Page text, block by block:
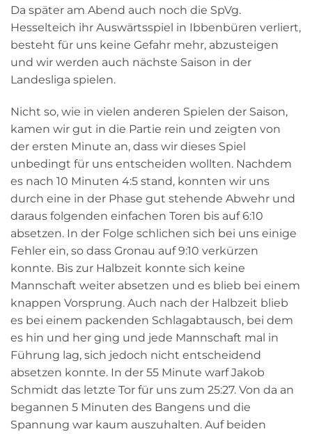
Da später am Abend auch noch die SpVg.
Hesselteich ihr Auswärtsspiel in Ibbenbüren verliert,
besteht für uns keine Gefahr mehr, abzusteigen
und wir werden auch nächste Saison in der
Landesliga spielen.
Nicht so, wie in vielen anderen Spielen der Saison,
kamen wir gut in die Partie rein und zeigten von
der ersten Minute an, dass wir dieses Spiel
unbedingt für uns entscheiden wollten. Nachdem
es nach 10 Minuten 4:5 stand, konnten wir uns
durch eine in der Phase gut stehende Abwehr und
daraus folgenden einfachen Toren bis auf 6:10
absetzen. In der Folge schlichen sich bei uns einige
Fehler ein, so dass Gronau auf 9:10 verkürzen
konnte. Bis zur Halbzeit konnte sich keine
Mannschaft weiter absetzen und es blieb bei einem
knappen Vorsprung. Auch nach der Halbzeit blieb
es bei einem packenden Schlagabtausch, bei dem
es hin und her ging und jede Mannschaft mal in
Führung lag, sich jedoch nicht entscheidend
absetzen konnte. In der 55 Minute warf Jakob
Schmidt das letzte Tor für uns zum 25:27. Von da an
begannen 5 Minuten des Bangens und die
Spannung war kaum auszuhalten. Auf beiden